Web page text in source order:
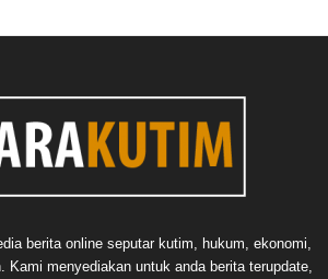
berita online seputar kutim, hukum, ekonomi,
Kami menyediakan untuk anda berita terupdate,